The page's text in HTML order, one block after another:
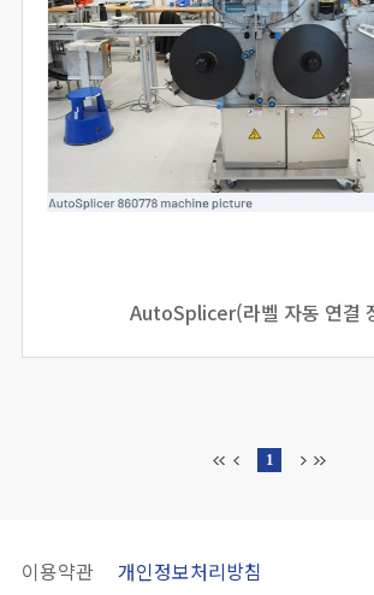
AutoSplicer(라벨 자동 연결
1
이용약관 개인정보처리방침